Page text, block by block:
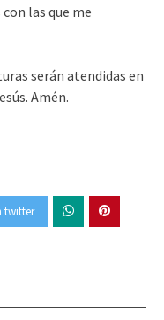
las que me
serán atendidas en
Amén.
twitter